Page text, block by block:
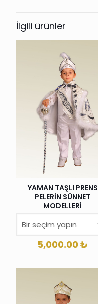
İlgili ürünler
YAMAN TAŞLI PRENS
PELERİN SÜNNET
MODELLERİ
5,000.00₺